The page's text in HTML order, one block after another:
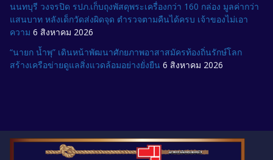
นนทบุรี วงจรปิด รปภ.เก็บถุงพัสดุพระเครื่องกว่า 160 กล่อง มูลค่ากว่า
แสนบาท หลังเด็กวัดส่งผิดจุด ตำรวจตามคืนได้ครบ เจ้าของไม่เอา
ความ 6 สิงหาคม 2026
“นายก น้ำพุ” เดินหน้าพัฒนาศักยภาพอาสาสมัครท้องถิ่นรักษ์โลก
สร้างเครือข่ายดูแลสิ่งแวดล้อมอย่างยั่งยืน 6 สิงหาคม 2026